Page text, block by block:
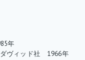
の手でルーレットの
ッサンをするように
のようにして描画し
い調子が表現できま
年
ヴィッド社 1966年